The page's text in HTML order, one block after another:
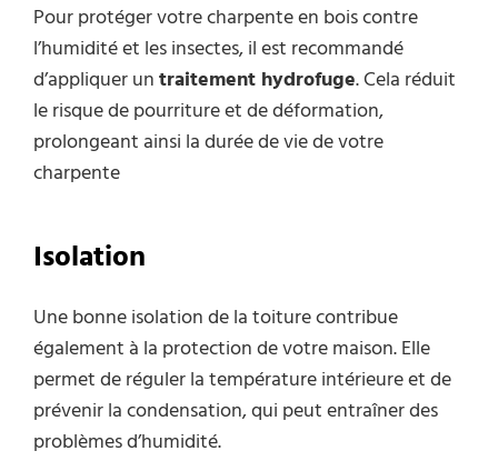
Pour protéger votre charpente en bois contre
l’humidité et les insectes, il est recommandé
d’appliquer untraitement hydrofuge. Cela réduit
le risque de pourriture et de déformation,
prolongeant ainsi la durée de vie de votre
charpente
Isolation
Une bonne isolation de la toiture contribue
également à la protection de votre maison. Elle
permet de réguler la température intérieure et de
prévenir la condensation, qui peut entraîner des
problèmes d’humidité.